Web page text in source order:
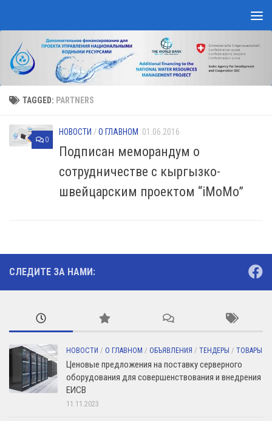
TAGGED: PARTNERS
0
НОВОСТИ /О ГЛАВНОМ 01.06.2016
Подписан меморандум о
сотрудничестве с кыргызко-
швейцарским проектом “iMoMo”
СЛЕДИТЕ ЗА НАМИ:
НОВОСТИ / О ГЛАВНОМ / ОБЪЯВЛЕНИЯ / ТЕНДЕРЫ / ТОВАРЫ
Ценовые предложения на поставку серверного
оборудования для совершенствования и внедрения
ЕИСВ
11.11.2023